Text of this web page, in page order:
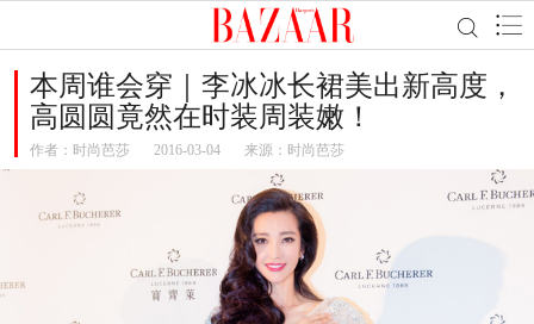
本周谁会穿｜李冰冰长裙美出新高度，
高圆圆竟然在时装周装嫩！
作者： 时尚芭莎 2016-03-04 来源：时尚芭莎